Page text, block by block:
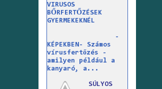
VIRUSOS
BŐRFERTŐZÉSEK
GYERMEKEKNÉL
-
KÉPEKBEN- Számos
vírusfertőzés -
amilyen például a
kanyaró, a...
SÚLYOS